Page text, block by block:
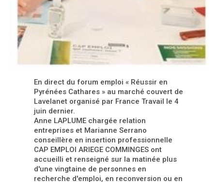
En direct du forum emploi « Réussir en
Pyrénées Cathares » au marché couvert de
Lavelanet organisé par France Travail le 4
juin dernier.
Anne LAPLUME chargée relation
entreprises et Marianne Serrano
conseillère en insertion professionnelle
CAP EMPLOI ARIEGE COMMINGES ont
accueilli et renseigné sur la matinée plus
d'une vingtaine de personnes en
recherche d'emploi, en reconversion ou en